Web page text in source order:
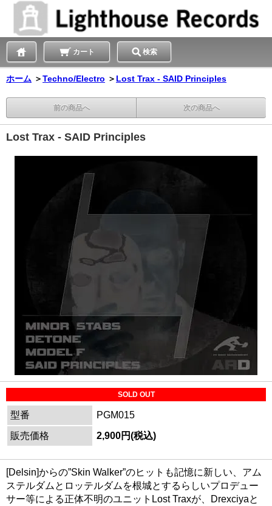
カート 検索
ホーム ＞Techno/Electro ＞ Lost Trax - SAID Principles
前の商品へ 次の商品へ
Lost Trax - SAID Principles
SOLD OUT
型番
PGM015
販売価格
2,900円(税込)
[Delsin]からの”Skin Walker”のヒットも記憶に新しい、アム
ステルダムとロッテルダムを根城とするらしいプロデュー
サー等による正体不明のユニットLost Traxが、Drexciyaと